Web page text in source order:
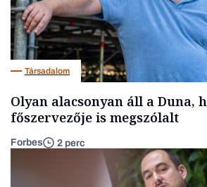
Társadalom
Olyan alacsonyan áll a Duna,
főszervezője is megszólalt
Forbes 2 perc